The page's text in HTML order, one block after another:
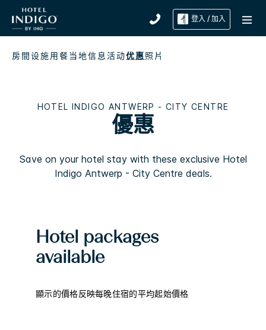
登入 / 加入
房間设施用餐当地信息活动优惠照片
HOTEL INDIGO ANTWERP - CITY CENTRE
優惠
Save on your hotel stay with these exclusive Hotel
Indigo Antwerp - City Centre deals.
Hotel packages
available
顯示的價格反映每晚住宿的平均起始價格